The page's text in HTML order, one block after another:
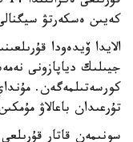
كەيىن ەسكەرتۋ
الايدا ۆيدەودا
جيىلىك دياپازونى
كورسەتىلمەگەن.
تۇرعىدان باعالاۋ